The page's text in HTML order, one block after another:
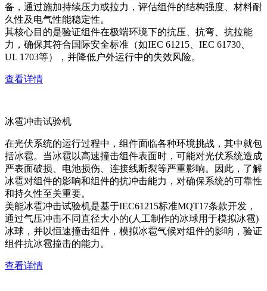
备，通过施加持续压力或拉力，评估组件的结构强度、材料耐
久性及电气性能稳定性。
其核心目的是验证组件在极端环境下的抗压、抗弯、抗拉能
力，确保其符合国际安全标准（如IEC 61215、IEC 61730、
UL 1703等），并降低户外运行中的失效风险。
查看详情
冰雹冲击试验机
在光伏系统的运行过程中，组件面临各种环境挑战，其中就包
括冰雹。当冰雹以高速撞击组件表面时，可能对光伏系统造成
严表面破损、电池损伤、连接线断裂等严重影响。因此，了解
冰雹对组件的影响和组件的抗冲击能力，对确保系统的可靠性
和持久性至关重要。
美能冰雹冲击试验机是基于IEC61215标准MQT17条款开发，
通过气压冲击不同直径大小的(人工制作的冰球用于模拟冰雹)
冰球，并以恒速撞击组件，模拟冰雹气候对组件的影响，验证
组件抗冰雹撞击的能力。
查看详情